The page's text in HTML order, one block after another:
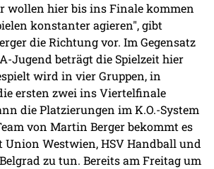
wollen hier bis ins Finale kommen
konstanter agieren", gibt
die Richtung vor. Im Gegensatz
Jugend beträgt die Spielzeit hier
wird in vier Gruppen, in
ersten zwei ins Viertelfinale
die Platzierungen im K.O.-System
von Martin Berger bekommt es
Union Westwien, HSV Handball und
zu tun. Bereits am Freitag um